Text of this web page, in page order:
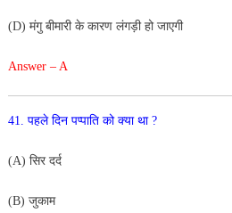
(D) मंगु बीमारी के कारण लंगड़ी हो जाएगी
Answer – A
41. पहले दिन पप्पाति को क्या था ?
(A) सिर दर्द
(B) जुकाम